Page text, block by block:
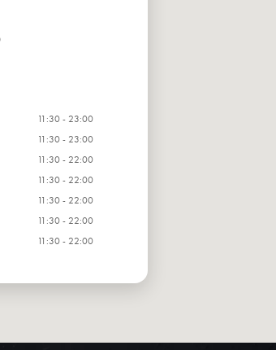
11:30 - 23:00
11:30 - 23:00
11:30 - 22:00
11:30 - 22:00
11:30 - 22:00
11:30 - 22:00
11:30 - 22:00